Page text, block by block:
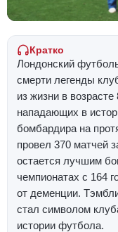
Кратко
Лондонский
смерти легенды
из жизни в
нападающих в
бомбардира на
провел 370 матчей
остается лучшим
чемпионатах с 164
от деменции.
стал символом
истории футбола.